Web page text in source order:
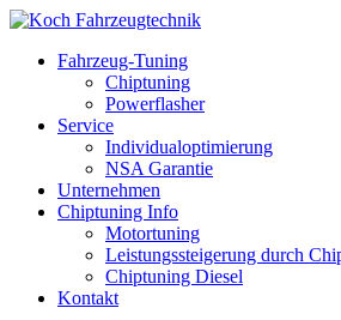
Fahrzeug-Tuning
Chiptuning
Powerflasher
Service
Individualoptimierung
NSA Garantie
Unternehmen
Chiptuning Info
Motortuning
Leistungssteigerung durch
Chiptuning Diesel
Kontakt